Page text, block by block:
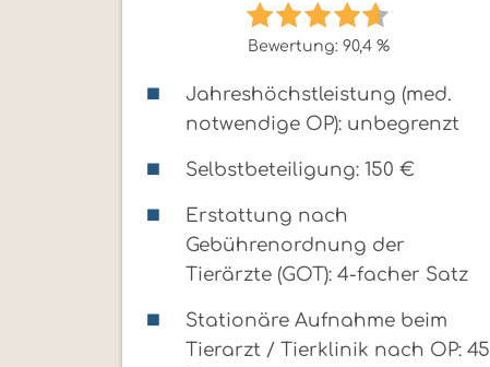
Bewertung: 90,4 %
Jahreshöchstleistung (med.
notwendige OP): unbegrenzt
Selbstbeteiligung: 150 €
Erstattung nach
Gebührenordnung der
Tierärzte (GOT): 4-facher Satz
Stationäre Aufnahme beim
Tierarzt / Tierklinik nach OP: 45